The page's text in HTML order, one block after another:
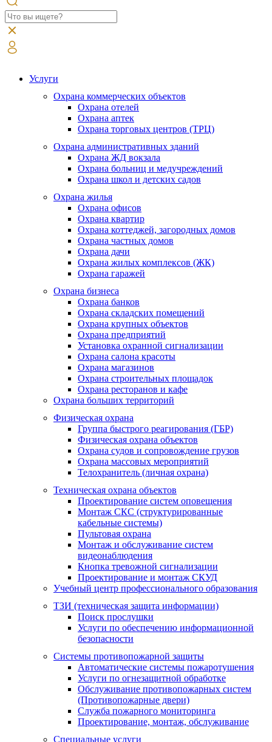
Услуги
Охрана коммерческих объектов
Охрана отелей
Охрана аптек
Охрана торговых центров (ТРЦ)
Охрана административных зданий
Охрана ЖД вокзала
Охрана больниц и медучреждений
Охрана школ и детских садов
Охрана жилья
Охрана офисов
Охрана квартир
Охрана коттеджей, загородных домов
Охрана частных домов
Охрана дачи
Охрана жилых комплексов (ЖК)
Охрана гаражей
Охрана бизнеса
Охрана банков
Охрана складских помещений
Охрана крупных объектов
Охрана предприятий
Установка охранной сигнализации
Охрана салона красоты
Охрана магазинов
Охрана строительных площадок
Охрана ресторанов и кафе
Охрана больших территорий
Физическая охрана
Группа быстрого реагирования (ГБР)
Физическая охрана объектов
Охрана судов и сопровождение грузов
Охрана массовых мероприятий
Телохранитель (личная охрана)
Техническая охрана объектов
Проектирование систем оповещения
Монтаж СКС (структурированные
кабельные системы)
Пультовая охрана
Монтаж и обслуживание систем
видеонаблюдения
Кнопка тревожной сигнализации
Проектирование и монтаж СКУД
Учебный центр профессионального образования
ТЗИ (техническая защита информации)
Поиск прослушки
Услуги по обеспечению информационной
безопасности
Системы противопожарной защиты
Автоматические системы пожаротушения
Услуги по огнезащитной обработке
Обслуживание противопожарных систем
(Противопожарные двери)
Служба пожарного мониторинга
Проектирование, монтаж, обслуживание
Специальные услуги